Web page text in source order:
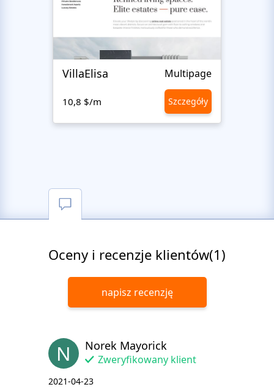
VillaElisa Multipage
10,8 $/m Szczegóły
Oceny i recenzje klientów(1)
napisz recenzję
N Norek Mayorick
Zweryfikowany klient
2021-04-23